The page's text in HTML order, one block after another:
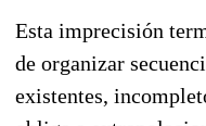
Esta imprecisión
de organizar
existentes,